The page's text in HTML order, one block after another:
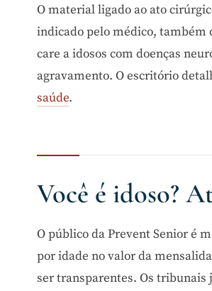
O material ligado ao ato
indicado pelo médico, também
care a idosos com doenças
agravamento. O escritório
saúde.
Você é idoso?
O público da Prevent Senior é
por idade no valor da
ser transparentes. Os tribunais